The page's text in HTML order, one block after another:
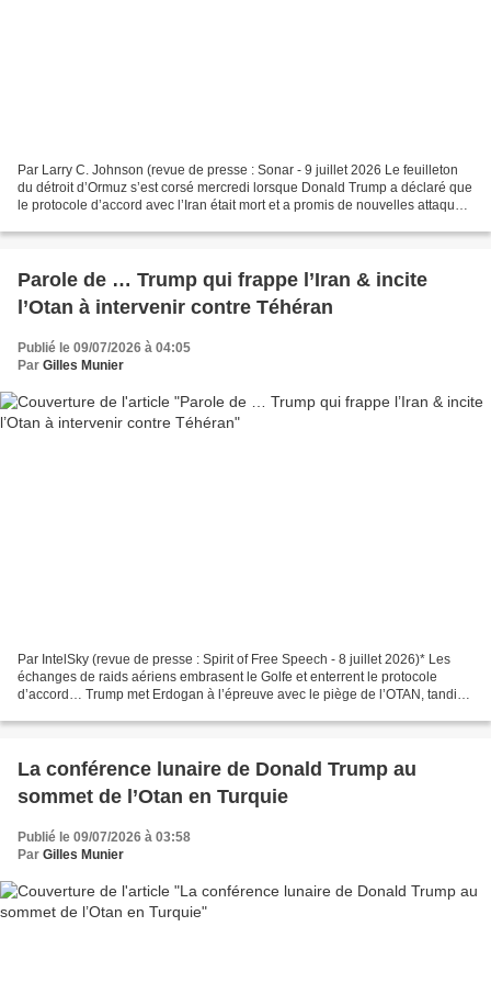
Par Larry C. Johnson (revue de presse : Sonar - 9 juillet 2026 Le feuilleton
du détroit d’Ormuz s’est corsé mercredi lorsque Donald Trump a déclaré que
le protocole d’accord avec l’Iran était mort et a promis de nouvelles attaques
Parole de … Trump qui frappe l’Iran & incite
l’Otan à intervenir contre Téhéran
Publié le 09/07/2026 à 04:05
Par Gilles Munier
Par IntelSky (revue de presse : Spirit of Free Speech - 8 juillet 2026)* Les
échanges de raids aériens embrasent le Golfe et enterrent le protocole
d’accord… Trump met Erdogan à l’épreuve avec le piège de l’OTAN, tandis
La conférence lunaire de Donald Trump au
sommet de l’Otan en Turquie
Publié le 09/07/2026 à 03:58
Par Gilles Munier